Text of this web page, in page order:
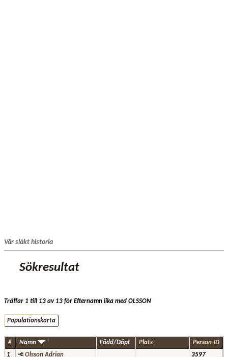
Vår släkt historia
Sökresultat
Träffar 1 till 13 av 13 för Efternamn lika med OLSSON
Populationskarta
# Namn Född/Döpt Plats
Person-ID
1
Olsson Adrian
3597